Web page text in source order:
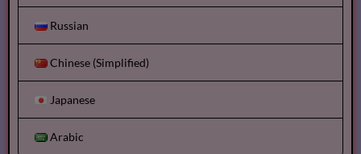
Russian
Chinese (Simplified)
Japanese
Arabic